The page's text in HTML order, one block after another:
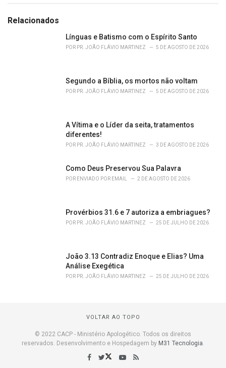
o
r:Relacionados
Línguas e Batismo com o Espírito Santo
POR PR. JOÃO FLÁVIO MARTINEZ 5 DE AGOSTO DE 2026
Segundo a Bíblia, os mortos não voltam
POR PR. JOÃO FLÁVIO MARTINEZ 5 DE AGOSTO DE 2026
A Vítima e o Líder da seita, tratamentos
diferentes!
POR PR. JOÃO FLÁVIO MARTINEZ 3 DE AGOSTO DE 2026
Como Deus Preservou Sua Palavra
POR ENVIADO POR EMAIL 2 DE AGOSTO DE 2026
Provérbios 31.6 e 7 autoriza a embriagues?
POR PR. JOÃO FLÁVIO MARTINEZ 25 DE JULHO DE 2026
João 3.13 Contradiz Enoque e Elias? Uma
Análise Exegética
POR PR. JOÃO FLÁVIO MARTINEZ 25 DE JULHO DE 2026
VOLTAR AO TOPO
© 2022 CACP - Ministério Apologético. Todos os direitos
reservados. Desenvolvimento e Hospedagem by M31 Tecnologia.